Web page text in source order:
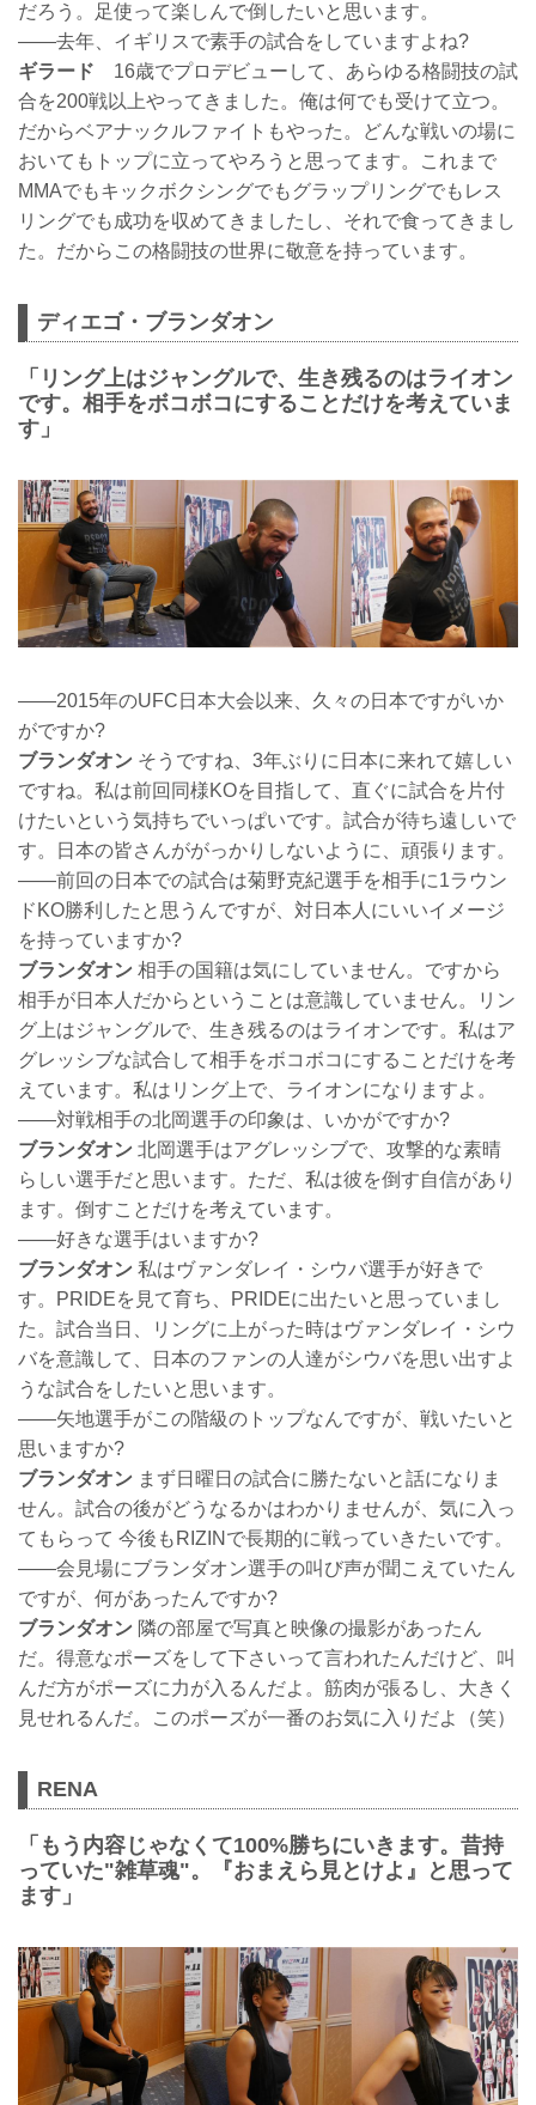
だろう。足使って楽しんで倒したいと思います。
――去年、イギリスで素手の試合をしていますよね?
ギラード 16歳でプロデビューして、あらゆる格闘技の試
合を200戦以上やってきました。俺は何でも受けて立つ。
だからベアナックルファイトもやった。どんな戦いの場に
おいてもトップに立ってやろうと思ってます。これまで
MMAでもキックボクシングでもグラップリングでもレス
リングでも成功を収めてきましたし、それで食ってきまし
た。だからこの格闘技の世界に敬意を持っています。
ディエゴ・ブランダオン
「リング上はジャングルで、生き残るのはライオン
です。相手をボコボコにすることだけを考えていま
す」
――2015年のUFC日本大会以来、久々の日本ですがいか
がですか?
ブランダオン そうですね、3年ぶりに日本に来れて嬉しい
ですね。私は前回同様KOを目指して、直ぐに試合を片付
けたいという気持ちでいっぱいです。試合が待ち遠しいで
す。日本の皆さんががっかりしないように、頑張ります。
――前回の日本での試合は菊野克紀選手を相手に1ラウン
ドKO勝利したと思うんですが、対日本人にいいイメージ
を持っていますか?
ブランダオン 相手の国籍は気にしていません。ですから
相手が日本人だからということは意識していません。リン
グ上はジャングルで、生き残るのはライオンです。私はア
グレッシブな試合して相手をボコボコにすることだけを考
えています。私はリング上で、ライオンになりますよ。
――対戦相手の北岡選手の印象は、いかがですか?
ブランダオン 北岡選手はアグレッシブで、攻撃的な素晴
らしい選手だと思います。ただ、私は彼を倒す自信があり
ます。倒すことだけを考えています。
――好きな選手はいますか?
ブランダオン 私はヴァンダレイ・シウバ選手が好きで
す。PRIDEを見て育ち、PRIDEに出たいと思っていまし
た。試合当日、リングに上がった時はヴァンダレイ・シウ
バを意識して、日本のファンの人達がシウバを思い出すよ
うな試合をしたいと思います。
――矢地選手がこの階級のトップなんですが、戦いたいと
思いますか?
ブランダオン まず日曜日の試合に勝たないと話になりま
せん。試合の後がどうなるかはわかりませんが、気に入っ
てもらって 今後もRIZINで長期的に戦っていきたいです。
――会見場にブランダオン選手の叫び声が聞こえていたん
ですが、何があったんですか?
ブランダオン 隣の部屋で写真と映像の撮影があったん
だ。得意なポーズをして下さいって言われたんだけど、叫
んだ方がポーズに力が入るんだよ。筋肉が張るし、大きく
見せれるんだ。このポーズが一番のお気に入りだよ（笑）
RENA
「もう内容じゃなくて100%勝ちにいきます。昔持
っていた"雑草魂"。『おまえら見とけよ』と思って
ます」